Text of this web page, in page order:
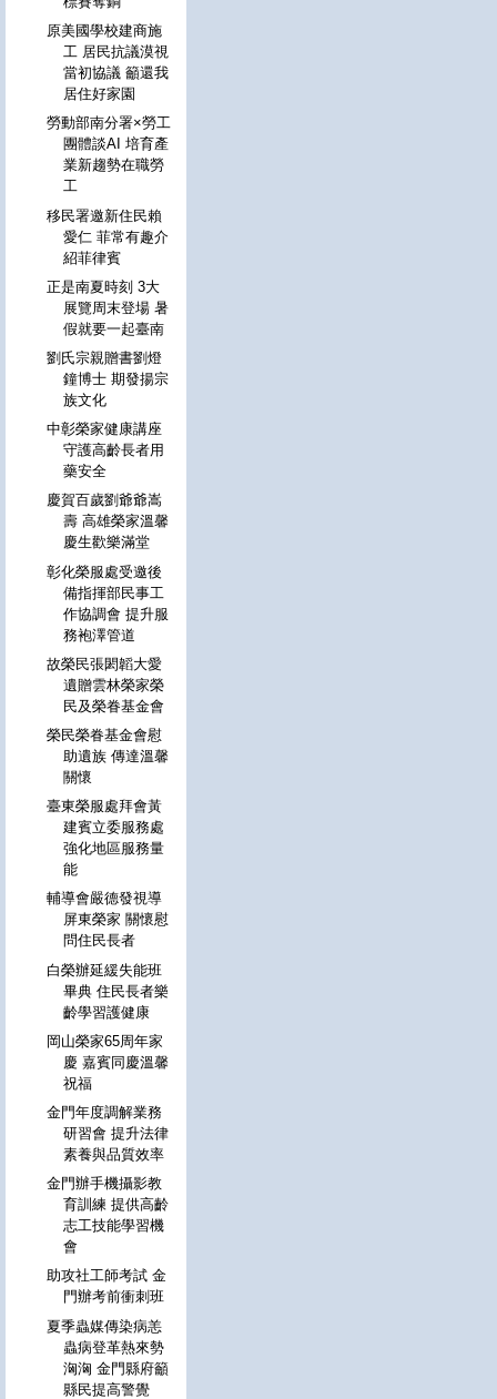
原美國學校建商施
工 居民抗議漠視
當初協議 籲還我
居住好家園
勞動部南分署×勞工
團體談AI 培育產
業新趨勢在職勞
工
移民署邀新住民賴
愛仁 菲常有趣介
紹菲律賓
正是南夏時刻 3大
展覽周末登場 暑
假就要一起臺南
劉氏宗親贈書劉燈
鐘博士 期發揚宗
族文化
中彰榮家健康講座
守護高齡長者用
藥安全
慶賀百歲劉爺爺嵩
壽 高雄榮家溫馨
慶生歡樂滿堂
彰化榮服處受邀後
備指揮部民事工
作協調會 提升服
務袍澤管道
故榮民張閎韜大愛
遺贈雲林榮家榮
民及榮眷基金會
榮民榮眷基金會慰
助遺族 傳達溫馨
關懷
臺東榮服處拜會黃
建賓立委服務處
強化地區服務量
能
輔導會嚴德發視導
屏東榮家 關懷慰
問住民長者
白榮辦延緩失能班
畢典 住民長者樂
齡學習護健康
岡山榮家65周年家
慶 嘉賓同慶溫馨
祝福
金門年度調解業務
研習會 提升法律
素養與品質效率
金門辦手機攝影教
育訓練 提供高齡
志工技能學習機
會
助攻社工師考試 金
門辦考前衝刺班
夏季蟲媒傳染病恙
蟲病登革熱來勢
洶洶 金門縣府籲
縣民提高警覺